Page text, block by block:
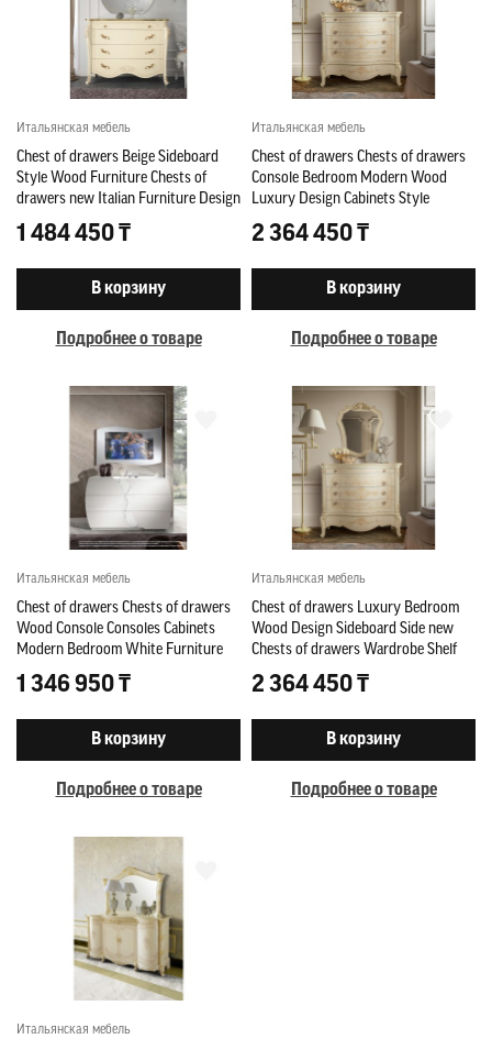
Итальянская мебель
Chest of drawers Beige Sideboard
Style Wood Furniture Chests of
drawers new Italian Furniture Design
1 484 450 ₸
В корзину
Подробнее о товаре
Итальянская мебель
Chest of drawers Chests of drawers
Console Bedroom Modern Wood
Luxury Design Cabinets Style
2 364 450 ₸
В корзину
Подробнее о товаре
Итальянская мебель
Chest of drawers Chests of drawers
Wood Console Consoles Cabinets
Modern Bedroom White Furniture
1 346 950 ₸
В корзину
Подробнее о товаре
Итальянская мебель
Chest of drawers Luxury Bedroom
Wood Design Sideboard Side new
Chests of drawers Wardrobe Shelf
2 364 450 ₸
В корзину
Подробнее о товаре
Итальянская мебель